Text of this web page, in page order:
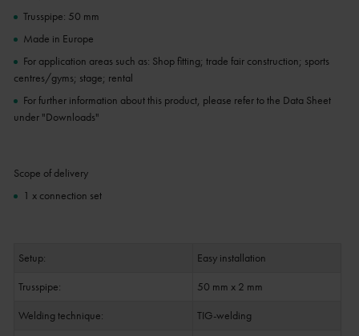
Trusspipe: 50 mm
Made in Europe
For application areas such as: Shop fitting; trade fair construction; sports
centres/gyms; stage; rental
For further information about this product, please refer to the Data Sheet
under "Downloads"
Scope of delivery
1 x connection set
Setup:
Easy installation
Trusspipe:
50 mm x 2 mm
Welding technique:
TIG-welding